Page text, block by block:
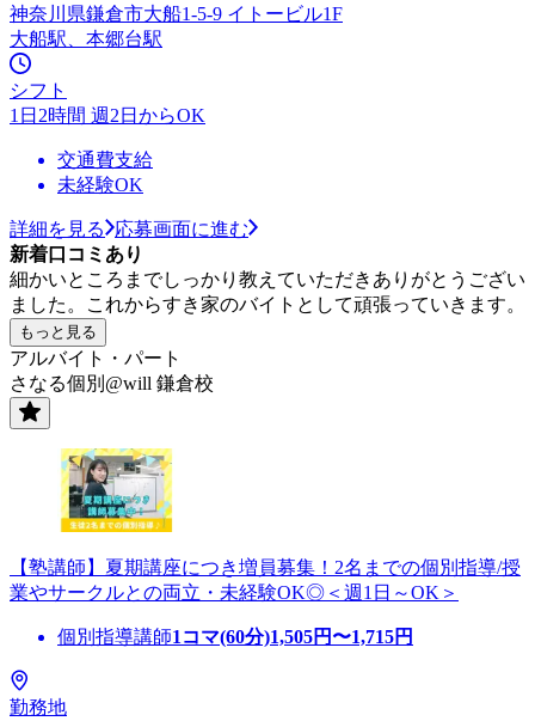
神奈川県鎌倉市大船1-5-9 イトービル1F
大船駅、本郷台駅
シフト
1日2時間 週2日からOK
交通費支給
未経験OK
詳細を見る
応募画面に進む
新着口コミあり
細かいところまでしっかり教えていただきありがとうござい
ました。これからすき家のバイトとして頑張っていきます。
もっと見る
アルバイト・パート
さなる個別@will 鎌倉校
【塾講師】夏期講座につき増員募集！2名までの個別指導/授
業やサークルとの両立・未経験OK◎＜週1日～OK＞
個別指導講師1コマ(60分)1,505円〜1,715円
勤務地